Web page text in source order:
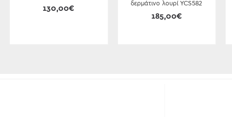
130,00€
δερμάτινο λουρί YCS582
185,00€